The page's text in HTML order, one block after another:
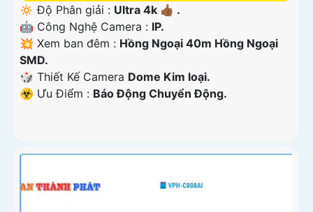
🔅 Độ Phân giải : Ultra 4k 👍🏾 .
🤖️ Công Nghệ Camera : IP.
💥 Xem ban đêm : Hồng Ngoại 40m Hồng Ngoại
SMD.
🎲 Thiết Kế Camera Dome Kim loại.
️☣️ Ưu Điểm : Báo Động Chuyển Động.